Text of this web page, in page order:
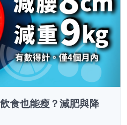
食也能瘦？減肥與降